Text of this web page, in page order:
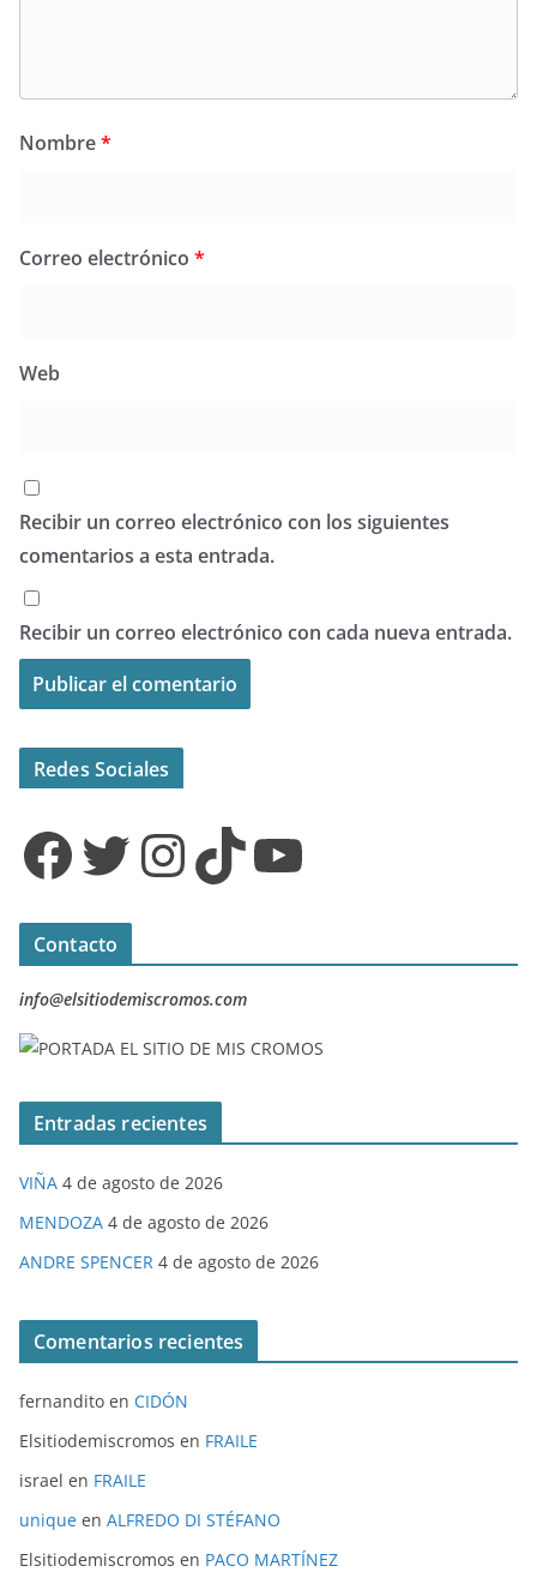
Nombre*
Correo electrónico *
Web
Recibir un correo electrónico con los siguientes
comentarios a esta entrada.
Recibir un correo electrónico con cada nueva entrada.
Redes Sociales
Facebook Twitter InstagramTikTok YouTube
Contacto
info@elsitiodemiscromos.com
Entradas recientes
VIÑA 4 de agosto de 2026
MENDOZA 4 de agosto de 2026
ANDRE SPENCER 4 de agosto de 2026
Comentarios recientes
fernandito en CIDÓN
Elsitiodemiscromos en FRAILE
israel en FRAILE
unique en ALFREDO DI STÉFANO
Elsitiodemiscromos en PACO MARTÍNEZ